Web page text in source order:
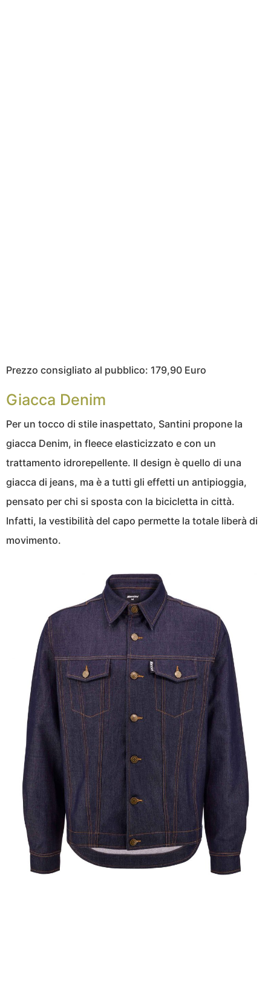
Prezzo consigliato al pubblico: 179,90 Euro
Giacca Denim
Per un tocco di stile inaspettato, Santini propone la
giacca Denim, in fleece elasticizzato e con un
trattamento idrorepellente. Il design è quello di una
giacca di jeans, ma è a tutti gli effetti un antipioggia,
pensato per chi si sposta con la bicicletta in città.
Infatti, la vestibilità del capo permette la totale liberà di
movimento.